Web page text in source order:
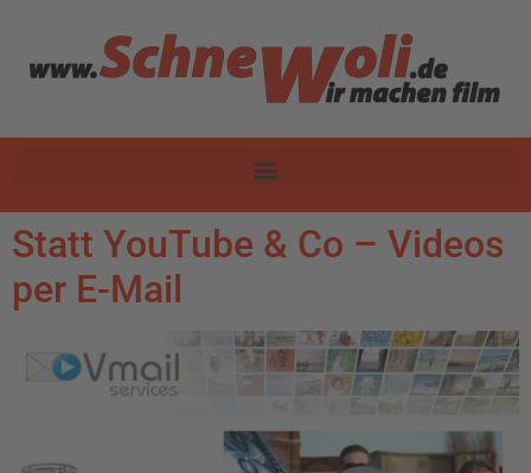
Statt YouTube & Co – Videos
per E-Mail